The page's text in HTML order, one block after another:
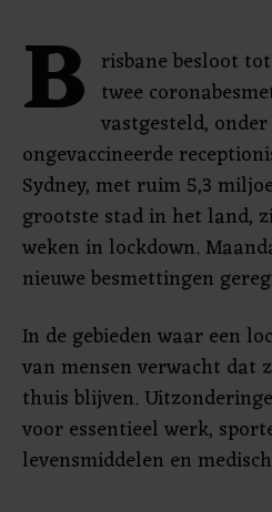
B risbane besloot
twee
vastgesteld,
ongevaccineerde
Sydney, met ruim 5,3
grootste stad in het land,
weken in lockdown.
nieuwe besmettingen
In de gebieden waar een
van mensen verwacht dat
thuis blijven.
voor essentieel werk,
levensmiddelen en